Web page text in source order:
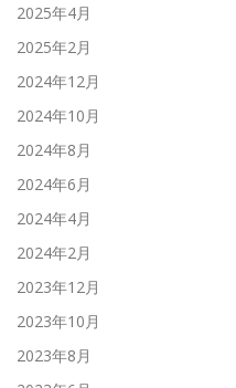
2025年4月
2025年2月
2024年12月
2024年10月
2024年8月
2024年6月
2024年4月
2024年2月
2023年12月
2023年10月
2023年8月